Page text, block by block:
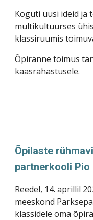
Koguti uusi ideid ja
multikultuurses
klassiruumis
Õpiränne toimus
kaasrahastusele.
Õpilaste
partnerkooli Pio
Reedel, 14. aprillil
meeskond
klassidele oma